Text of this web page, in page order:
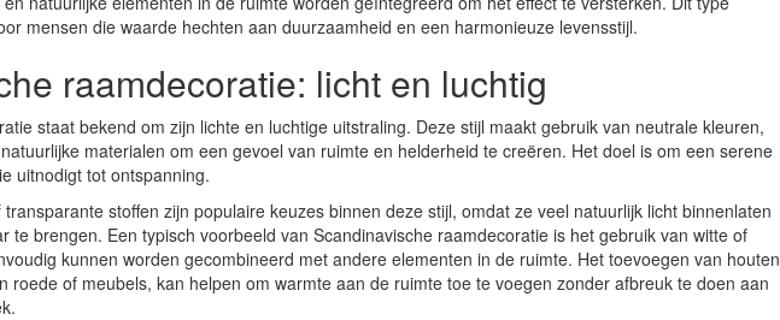
mensen die waarde hechten aan duurzaamheid en een harmonieuze levensstijl.
raamdecoratie: licht en luchtig
staat bekend om zijn lichte en luchtige uitstraling. Deze stijl maakt gebruik van neutrale kleuren,
materialen om een gevoel van ruimte en helderheid te creëren. Het doel is om een serene
uitnodigt tot ontspanning.
stoffen zijn populaire keuzes binnen deze stijl, omdat ze veel natuurlijk licht binnenlaten
te brengen. Een typisch voorbeeld van Scandinavische raamdecoratie is het gebruik van witte of
kunnen worden gecombineerd met andere elementen in de ruimte. Het toevoegen van houten
roede of meubels, kan helpen om warmte aan de ruimte toe te voegen zonder afbreuk te doen aan